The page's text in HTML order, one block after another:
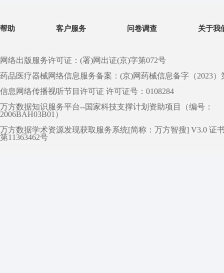
帮助 客户服务 问卷调查 关于我
网络出版服务许可证：(署)网出证(京)字第072号
药品医疗器械网络信息服务备案：(京)网药械信息备字（2023）
信息网络传播视听节目许可证 许可证号：0108284
万方数据知识服务平台--国家科技支撑计划资助项目（编号：
2006BAH03B01）
万方数据学术资源发现获取服务系统[简称：万方智搜] V3.0 证
第11363462号